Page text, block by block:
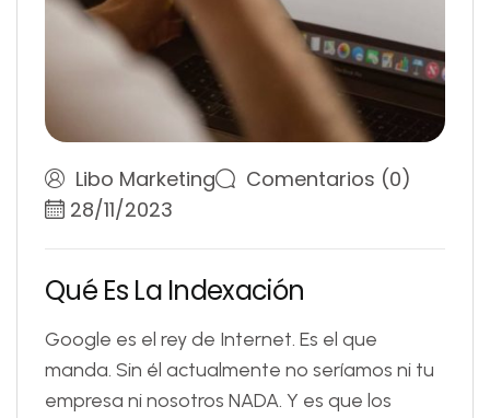
Libo Marketing
Comentarios (0)
28/11/2023
Qué Es La Indexación
Google es el rey de Internet. Es el que
manda. Sin él actualmente no seríamos ni tu
empresa ni nosotros NADA. Y es que los